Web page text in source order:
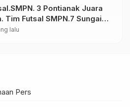
3 Pontianak Juara
Tim Futsal SMPN.7 Sungai
Juara Kedua.
lalu
Pers